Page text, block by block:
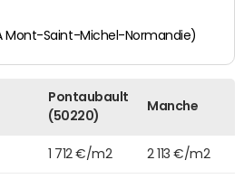
Mont-Saint-Michel-Normandie)
Pontaubault
(50220)
Manche
1 712 €/m2 2 113 €/m2